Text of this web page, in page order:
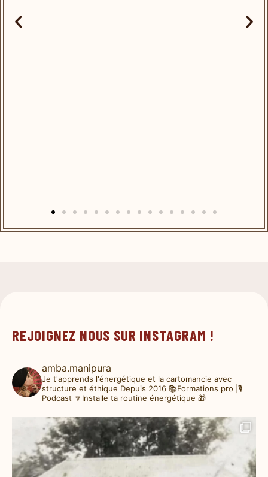
REJOIGNEZ NOUS SUR INSTAGRAM !
amba.manipura
Je t'apprends l'énergétique et la cartomancie avec
structure et éthique Depuis 2016 📚Formations pro |🎙️
Podcast 🔽Installe ta routine énergétique 🎁